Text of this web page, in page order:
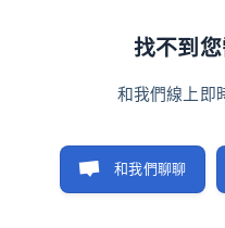
找不到
和我們線上即
和我們聊聊